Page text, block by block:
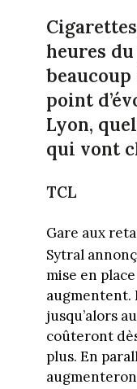
heures
point
Lyon,
qui vont
TCL
Gare aux
Sytral
mise en
augmentent.
jusqu’alors
coûteront
plus. En